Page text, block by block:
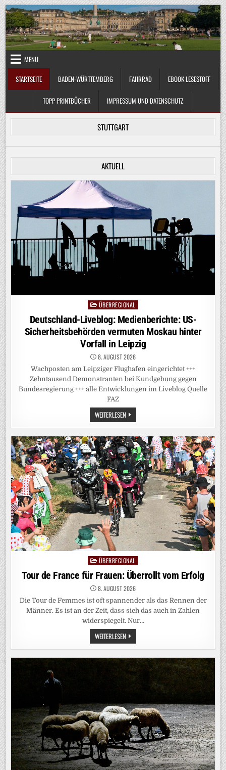
Skip
to
content
MENU
STARTSEITE
BADEN-WÜRTTEMBERG FAHRRAD EBOOK LESESTOFF
TOPP PRINTBÜCHER IMPRESSUM UND DATENSCHUTZ
STUTTGART
AKTUELL
PostedÜBERREGIONAL
Deutschland-Liveblog: Medienberichte: US-
Sicherheitsbehörden vermuten Moskau hinter
Vorfall in Leipzig
8. AUGUST 2026
Wachposten am Leipziger Flughafen eingerichtet +++
Zehntausend Demonstranten bei Kundgebung gegen
Bundesregierung +++ alle Entwicklungen im Liveblog Quelle
FAZ
WEITERLESEN DEUTSCHLAND-
LIVEBLOG:
MEDIENBERICHTE:
US-
SICHERHEITSBEHÖRDEN
VERMUTEN
MOSKAU
HINTER
VORFALL
IN
LEIPZIG
Posted
in
ÜBERREGIONAL
Tour de France für Frauen: Überrollt vom Erfolg
8. AUGUST 2026
Die Tour de Femmes ist oft spannender als das Rennen der
Männer. Es ist an der Zeit, dass sich das auch in Zahlen
widerspiegelt. Nur…
WEITERLESEN TOUR
DE
FRANCE
FÜR
FRAUEN:
ÜBERROLLT
VOM
ERFOLG